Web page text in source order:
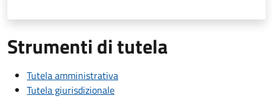
Strumenti di tutela
Tutela amministrativa
Tutela giurisdizionale